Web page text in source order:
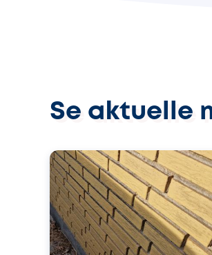
Se aktuelle